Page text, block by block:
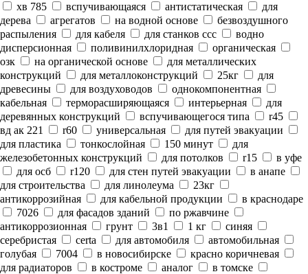
хв 785
вспучивающаяся антистатическая
для
дерева
агрегатов на водной основе
безвоздушного
распыления
для кабеля для станков ссс
водно
дисперсионная
поливинилхлоридная
органическая
озк
на органической основе
для металлических
конструкций
для металлоконструкций 25кг
для
древесины
для воздуховодов
однокомпонентная
кабельная
терморасширяющаяся интерьерная
для
деревянных конструкций
вспучивающегося типа
r45
вд ак 221
r60 универсальная
для путей эвакуации
для пластика
тонкослойная 150 минут
для
железобетонных конструкций
для потолков r15
в уфе
для осб
r120 для стен путей эвакуации
в анапе
для строительства
для линолеума
23кг
антикоррозийная
для кабельной продукции
в краснодаре
7026
для фасадов зданий
по ржавчине
антикоррозионная
грунт 3в1 1 кг
синяя
серебристая
certa для автомобиля
автомобильная
голубая
7004 в новосибирске
красно коричневая
для радиаторов
в костроме аналог
в томске